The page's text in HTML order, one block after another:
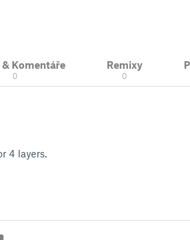
Komentáře
0
Remixy
0
4 layers.